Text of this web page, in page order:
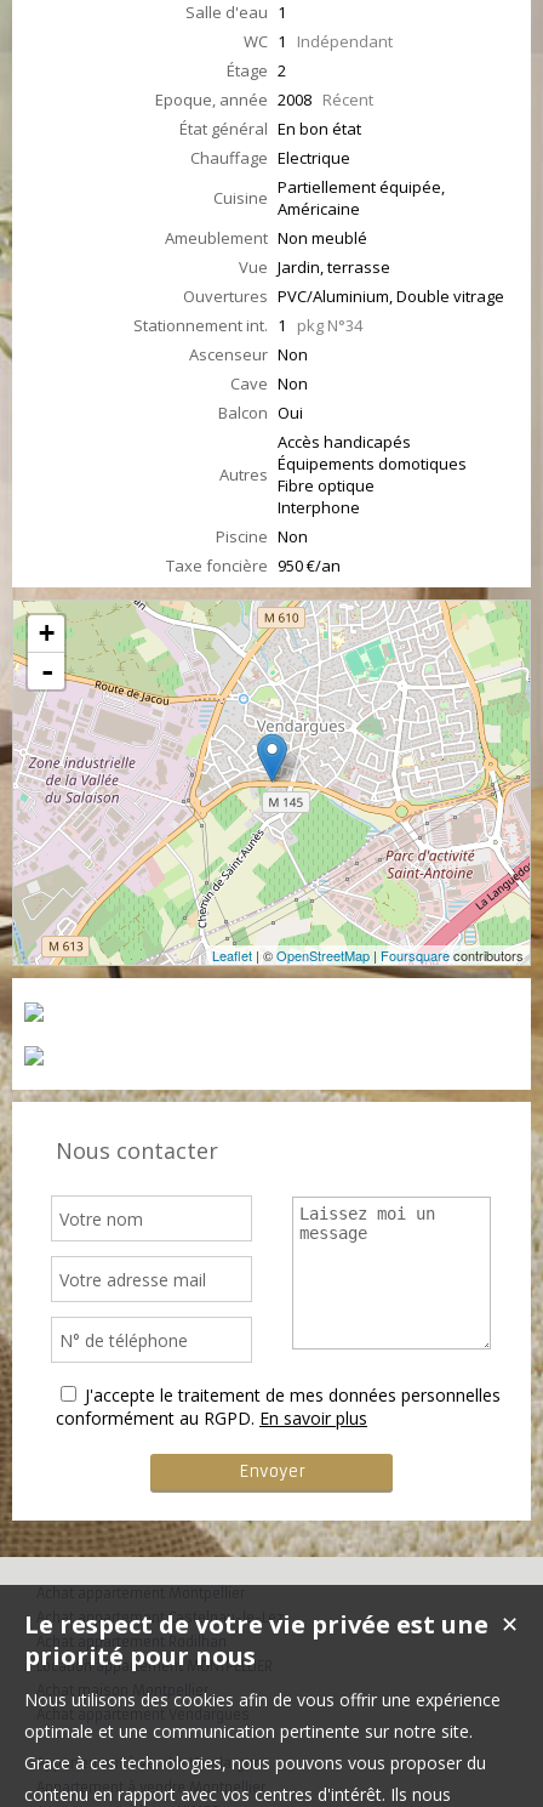
Salle d'eau 1
WC 1 Indépendant
Étage 2
Epoque, année 2008 Récent
État général En bon état
Chauffage Electrique
Cuisine Partiellement équipée,
Américaine
Ameublement Non meublé
Vue Jardin, terrasse
Ouvertures PVC/Aluminium, Double vitrage
Stationnement int. 1 pkg N°34
Ascenseur Non
Cave Non
Balcon Oui
Autres
Accès handicapés
Équipements domotiques
Fibre optique
Interphone
Piscine Non
Taxe foncière 950 €/an
+
-
Leaflet | ©OpenStreetMap | Foursquarecontributors
Nous contacter
J'accepte le traitement de mes données personnelles
conformément au RGPD. En savoir plus
Achat appartement Castelnau-le-Lez
Achat appartement Rodilhan
Location appartement MONTPELLIER
Achat maison Montpellier
Appartement à vendre Vendargues
Appartement à vendre Montpellier
✕
Le respect de votre vie privée est une
priorité pour nous
Nous utilisons des cookies afin de vous offrir une expérience
optimale et une communication pertinente sur notre site.
Grace à ces technologies, nous pouvons vous proposer du
contenu en rapport avec vos centres d'intérêt. Ils nous